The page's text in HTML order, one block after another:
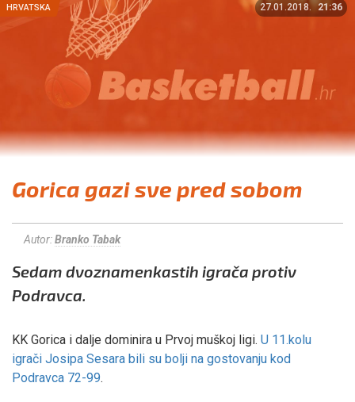
HRVATSKA 27.01.2018. 21:36
Gorica gazi sve pred sobom
Autor:Branko Tabak
Sedam dvoznamenkastih igrača protiv
Podravca.
KK Gorica i dalje dominira u Prvoj muškoj ligi. U 11.kolu
igrači Josipa Sesara bili su bolji na gostovanju kod
Podravca 72-99.